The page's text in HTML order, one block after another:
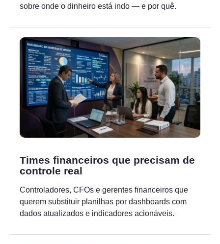
sobre onde o dinheiro está indo — e por quê.
Times financeiros que precisam de
controle real
Controladores, CFOs e gerentes financeiros que
querem substituir planilhas por dashboards com
dados atualizados e indicadores acionáveis.